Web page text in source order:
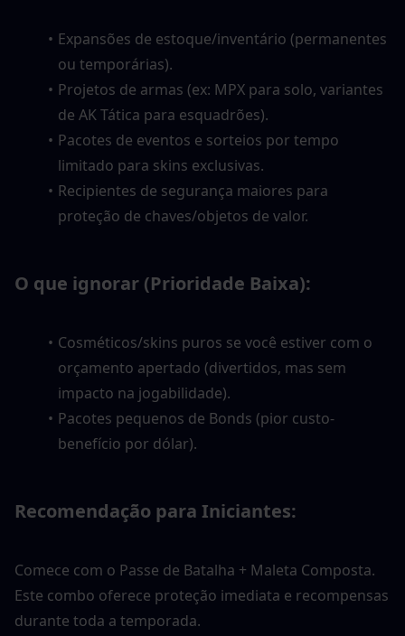
Expansões de estoque/inventário (permanentes
ou temporárias).
Projetos de armas (ex: MPX para solo, variantes
de AK Tática para esquadrões).
Pacotes de eventos e sorteios por tempo
limitado para skins exclusivas.
Recipientes de segurança maiores para
proteção de chaves/objetos de valor.
O que ignorar (Prioridade Baixa):
Cosméticos/skins puros se você estiver com o
orçamento apertado (divertidos, mas sem
impacto na jogabilidade).
Pacotes pequenos de Bonds (pior custo-
benefício por dólar).
Recomendação para Iniciantes:
Comece com o Passe de Batalha + Maleta Composta.
Este combo oferece proteção imediata e recompensas
durante toda a temporada.